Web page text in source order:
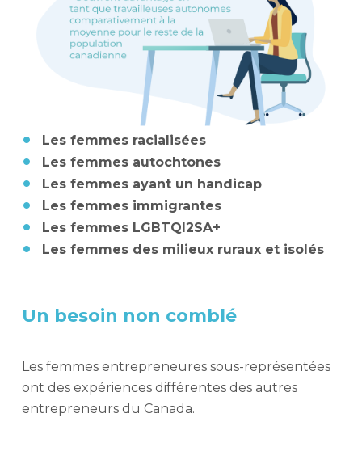
Les femmes racialisées
Les femmes autochtones
Les femmes ayant un handicap
Les femmes immigrantes
Les femmes LGBTQI2SA+
Les femmes des milieux ruraux et isolés
Un besoin non comblé
Les femmes entrepreneures sous-représentées
ont des expériences différentes des autres
entrepreneurs du Canada.